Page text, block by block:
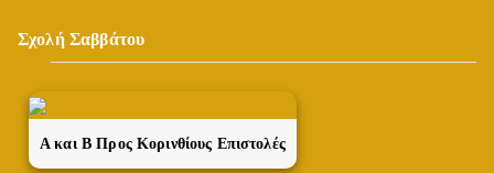
Σχολή Σαββάτου
A και Β Προς Κορινθίους Επιστολές